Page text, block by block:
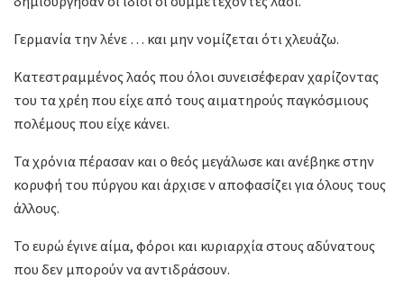
Γερμανία την λένε … και μην νομίζεται ότι χλευάζω.
Κατεστραμμένος λαός που όλοι συνεισέφεραν χαρίζοντας
του τα χρέη που είχε από τους αιματηρούς παγκόσμιους
πολέμους που είχε κάνει.
Τα χρόνια πέρασαν και ο θεός μεγάλωσε και ανέβηκε στην
κορυφή του πύργου και άρχισε ν αποφασίζει για όλους τους
άλλους.
Το ευρώ έγινε αίμα, φόροι και κυριαρχία στους αδύνατους
που δεν μπορούν να αντιδράσουν.